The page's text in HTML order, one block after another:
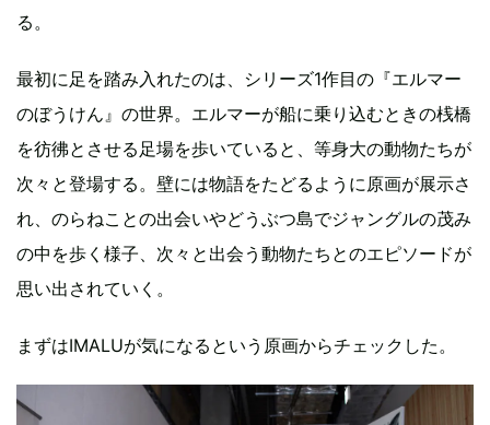
る。
最初に足を踏み入れたのは、シリーズ1作目の『エルマー
のぼうけん』の世界。エルマーが船に乗り込むときの桟橋
を彷彿とさせる足場を歩いていると、等身大の動物たちが
次々と登場する。壁には物語をたどるように原画が展示さ
れ、のらねことの出会いやどうぶつ島でジャングルの茂み
の中を歩く様子、次々と出会う動物たちとのエピソードが
思い出されていく。
まずはIMALUが気になるという原画からチェックした。